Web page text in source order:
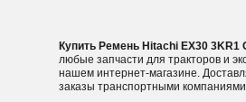
Купить Ремень Hitachi EX30 3KR1
любые запчасти для тракторов и
нашем интернет-магазине.
заказы транспортными